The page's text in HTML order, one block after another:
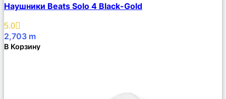
Описание
Избранное
Наушники Beats Solo 4 Black-Gold
5.0
2,703 m
В Корзину